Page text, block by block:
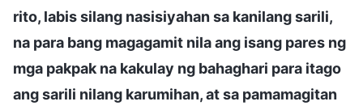
rito, labis silang nasisiyahan sa kanilang sarili,
na para bang magagamit nila ang isang pares ng
mga pakpak na kakulay ng bahaghari para itago
ang sarili nilang karumihan, at sa pamamagitan